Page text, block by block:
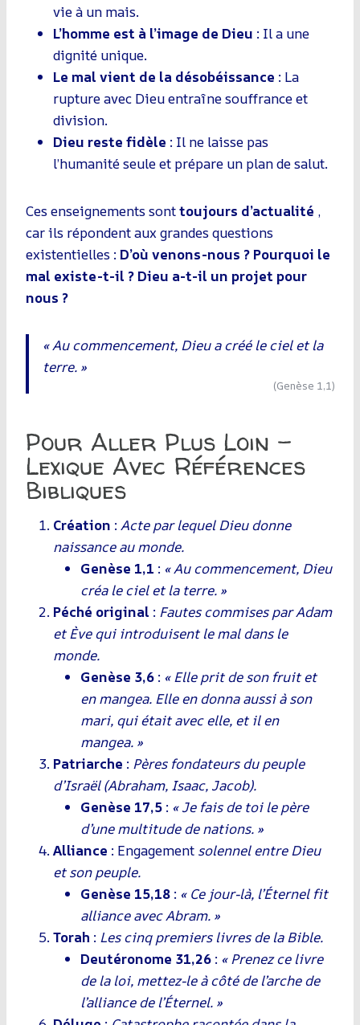
vie à un mais.
L’homme est à l’image de Dieu : Il a une
dignité unique.
Le mal vient de la désobéissance : La
rupture avec Dieu entraîne souffrance et
division.
Dieu reste fidèle : Il ne laisse pas
l’humanité seule et prépare un plan de salut.
Ces enseignements sonttoujours d’actualité ,
car ils répondent aux grandes questions
existentielles : D’où venons-nous ? Pourquoi le
mal existe-t-il ? Dieu a-t-il un projet pour
nous ?
« Au commencement, Dieu a créé le ciel et la
terre. »
(Genèse 1,1)
Pour Aller Plus Loin –
Lexique Avec Références
Bibliques
Création : Acte par lequel Dieu donne
naissance au monde.
Genèse 1,1 : « Au commencement, Dieu
créa le ciel et la terre. »
Péché original : Fautes commises par Adam
et Ève qui introduisent le mal dans le
monde.
Genèse 3,6 : « Elle prit de son fruit et
en mangea. Elle en donna aussi à son
mari, qui était avec elle, et il en
mangea. »
Patriarche : Pères fondateurs du peuple
d’Israël (Abraham, Isaac, Jacob).
Genèse 17,5 : « Je fais de toi le père
d’une multitude de nations. »
Alliance : Engagement solennel entre Dieu
et son peuple.
Genèse 15,18 : « Ce jour-là, l’Éternel fit
alliance avec Abram. »
Torah : Les cinq premiers livres de la Bible.
Deutéronome 31,26 : « Prenez ce livre
de la loi, mettez-le à côté de l’arche de
l’alliance de l’Éternel. »